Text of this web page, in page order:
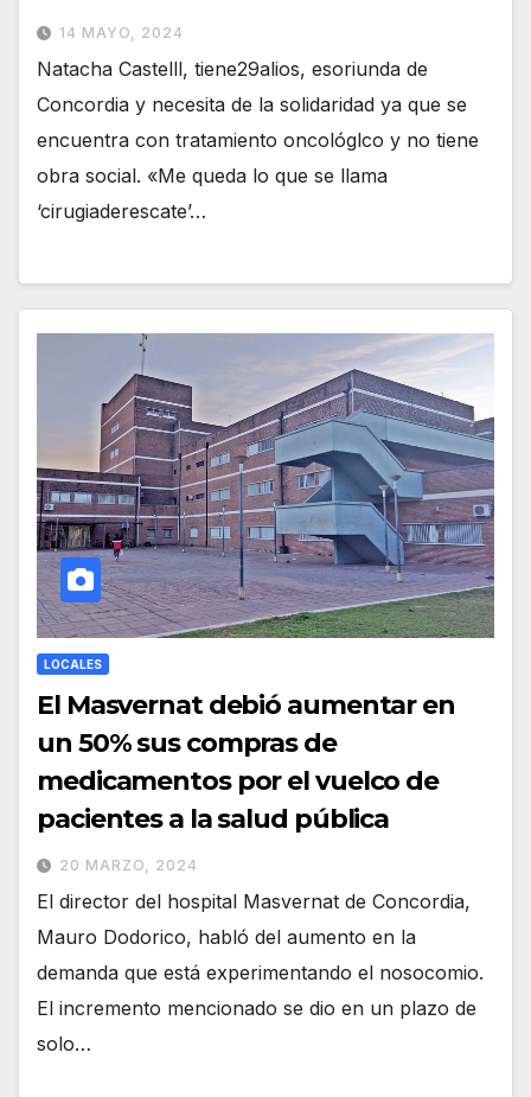
14 MAYO, 2024
Natacha Castelll, tiene29alios, esoriunda de
Concordia y necesita de la solidaridad ya que se
encuentra con tratamiento oncológlco y no tiene
obra social. «Me queda lo que se llama
‘cirugiaderescate’…
LOCALES
El Masvernat debió aumentar en
un 50% sus compras de
medicamentos por el vuelco de
pacientes a la salud pública
20 MARZO, 2024
El director del hospital Masvernat de Concordia,
Mauro Dodorico, habló del aumento en la
demanda que está experimentando el nosocomio.
El incremento mencionado se dio en un plazo de
solo…